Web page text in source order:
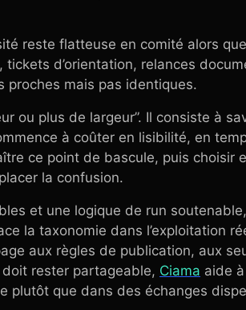
reste flatteuse en comité alors
d’orientation, relances
proches mais pas identiques.
ou plus de largeur”. Il consiste à
à coûter en lisibilité, en
ce point de bascule, puis choisir
la confusion.
et une logique de run
la taxonomie dans l’exploitation
aux règles de publication, aux
rester partageable, Ciama aide
plutôt que dans des échanges